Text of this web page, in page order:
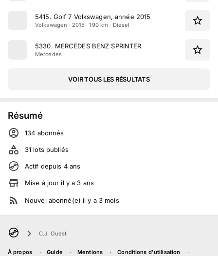
5415. Golf 7 Volkswagen, année 2015
Volkswagen · 2015 · 190 km · Diesel
5330. MERCEDES BENZ SPRINTER
Mercedes
VOIR TOUS LES RÉSULTATS
Résumé
134 abonnés
31 lots publiés
Actif depuis 4 ans
Mise à jour il y a 3 ans
Nouvel abonné(e) il y a 3 mois
C.J. Ouest
À propos Guide Mentions Conditions d'utilisation